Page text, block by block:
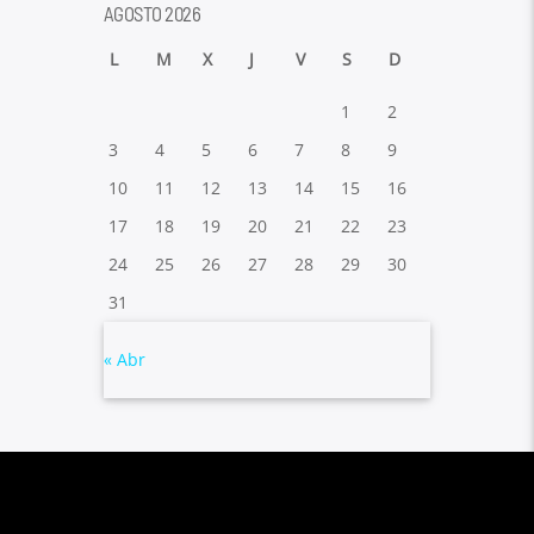
AGOSTO 2026
L M X J V S D
1
2
3
4 5 6 7 8
9
10
11 12 13 14 15
16
17
18 19 20 21 22
23
24
25 26 27 28 29
30
31
« Abr